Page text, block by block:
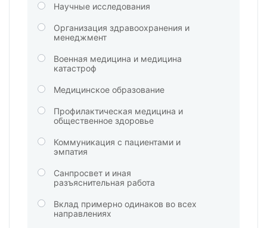
Научные исследования
Организация здравоохранения и
менеджмент
Военная медицина и медицина
катастроф
Медицинское образование
Профилактическая медицина и
общественное здоровье
Коммуникация с пациентами и
эмпатия
Санпросвет и иная
разъяснительная работа
Вклад примерно одинаков во всех
направлениях